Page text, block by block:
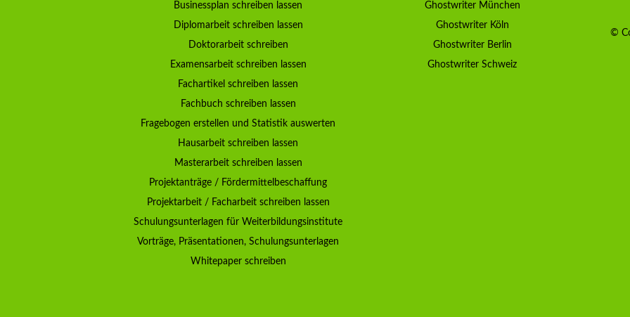
Businessplan schreiben lassen
Diplomarbeit schreiben lassen
Doktorarbeit schreiben
Examensarbeit schreiben lassen
Fachartikel schreiben lassen
Fachbuch schreiben lassen
Fragebogen erstellen und Statistik auswerten
Hausarbeit schreiben lassen
Masterarbeit schreiben lassen
Projektanträge / Fördermittelbeschaffung
Projektarbeit / Facharbeit schreiben lassen
Schulungsunterlagen für Weiterbildungsinstitute
Vorträge, Präsentationen, Schulungsunterlagen
Whitepaper schreiben
Ghostwriter München
Ghostwriter Köln
Ghostwriter Berlin
Ghostwriter Schweiz
©